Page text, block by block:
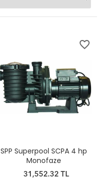
favorite_border
SPP Superpool SCPA 4 hp
Monofaze
31,552.32 TL